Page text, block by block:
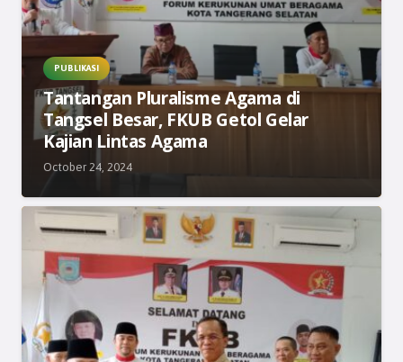
PUBLIKASI
Tantangan Pluralisme Agama di
Tangsel Besar, FKUB Getol Gelar
Kajian Lintas Agama
October 24, 2024